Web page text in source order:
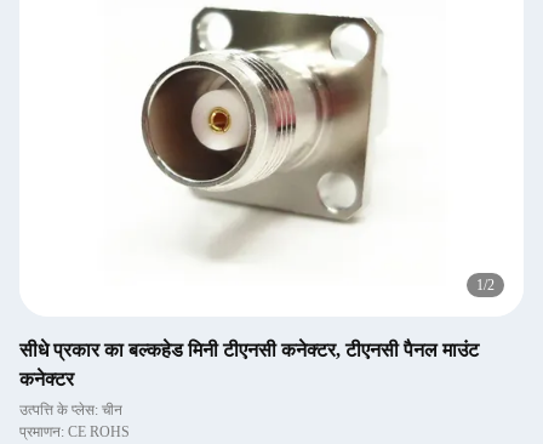
1/2
सीधे प्रकार का बल्कहेड मिनी टीएनसी कनेक्टर, टीएनसी पैनल माउंट
कनेक्टर
उत्पत्ति के प्लेस: चीन
प्रमाणन: CE ROHS